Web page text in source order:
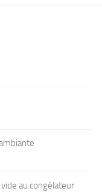
au congélateur